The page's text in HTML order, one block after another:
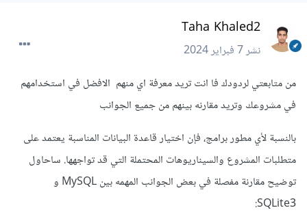
Taha Khaled2
نشر7 فبراير 2024
من متابعتي لردودك فا انت تريد معرفة اي منهم الافضل في استخدامهم
في مشروعك وتريد مقارنه بينهم من جميع الجوانب
بالنسبة لأي مطور برامج، فإن اختيار قاعدة البيانات المناسبة يعتمد على
متطلبات المشروع والسيناريوهات المحتملة التي قد تواجهها. ساحاول
توضيح مقارنة مفصلة في بعض الجوانب المهمه بين MySQL و
SQLite3: